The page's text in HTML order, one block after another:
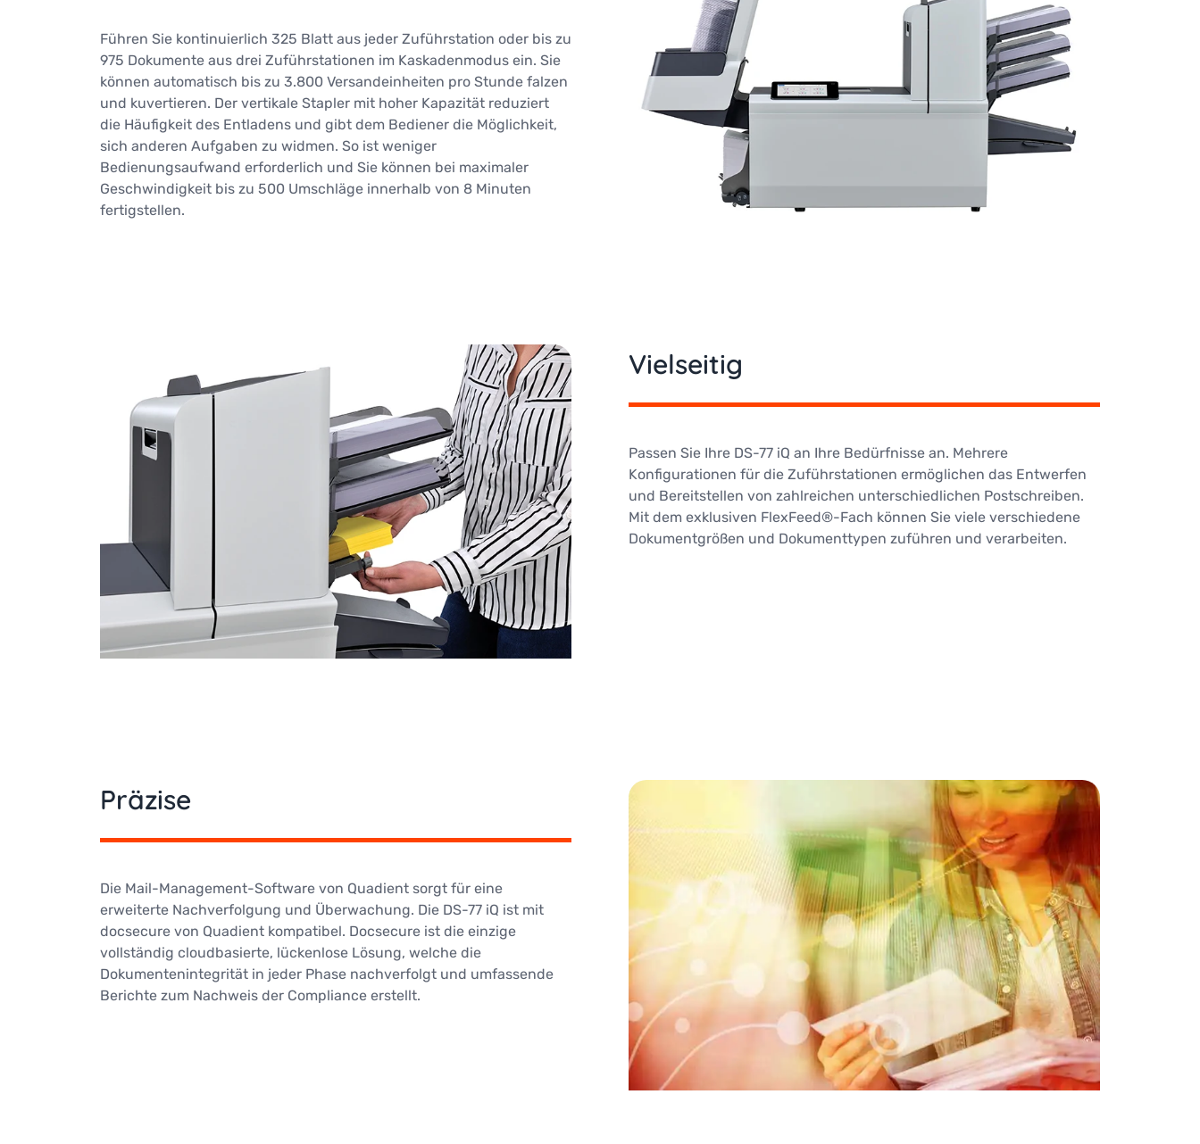
Führen Sie kontinuierlich 325 Blatt aus jeder Zuführstation oder bis zu
975 Dokumente aus drei Zuführstationen im Kaskadenmodus ein. Sie
können automatisch bis zu 3.800 Versandeinheiten pro Stunde falzen
und kuvertieren. Der vertikale Stapler mit hoher Kapazität reduziert
die Häufigkeit des Entladens und gibt dem Bediener die Möglichkeit,
sich anderen Aufgaben zu widmen. So ist weniger
Bedienungsaufwand erforderlich und Sie können bei maximaler
Geschwindigkeit bis zu 500 Umschläge innerhalb von 8 Minuten
fertigstellen.
Vielseitig
Passen Sie Ihre DS-77 iQ an Ihre Bedürfnisse an. Mehrere
Konfigurationen für die Zuführstationen ermöglichen das Entwerfen
und Bereitstellen von zahlreichen unterschiedlichen Postschreiben.
Mit dem exklusiven FlexFeed®-Fach können Sie viele verschiedene
Dokumentgrößen und Dokumenttypen zuführen und verarbeiten.
Präzise
Die Mail-Management-Software von Quadient sorgt für eine
erweiterte Nachverfolgung und Überwachung. Die DS-77 iQ ist mit
docsecure von Quadient kompatibel. Docsecure ist die einzige
vollständig cloudbasierte, lückenlose Lösung, welche die
Dokumentenintegrität in jeder Phase nachverfolgt und umfassende
Berichte zum Nachweis der Compliance erstellt.